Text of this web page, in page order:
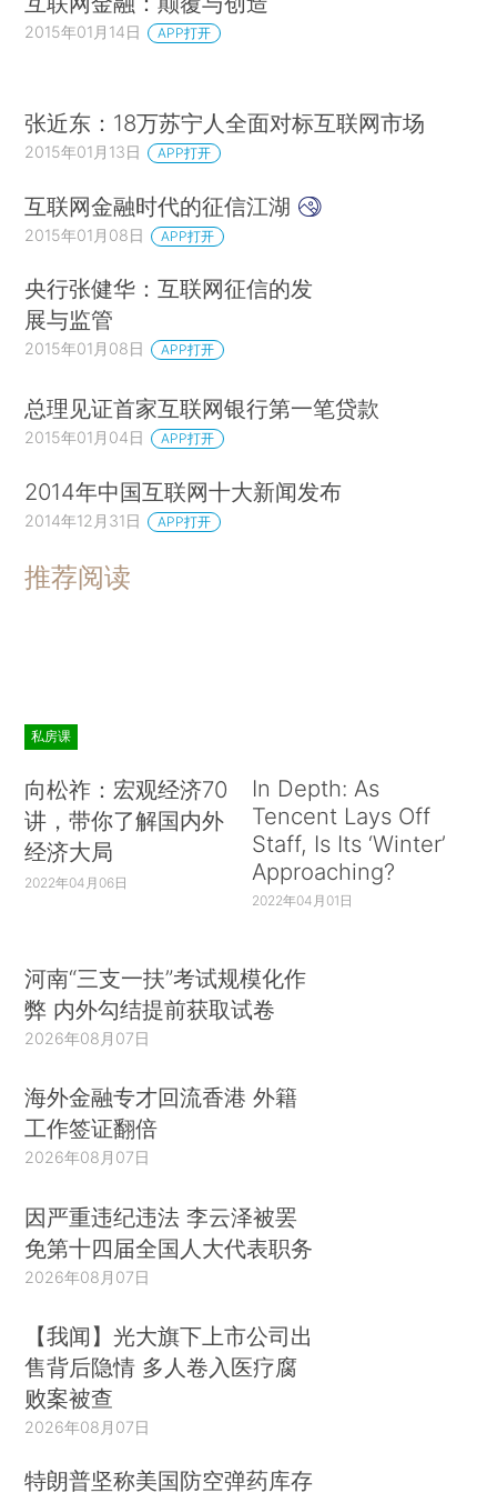
2015年01月14日 APP打开
张近东：18万苏宁人全面对标互联网市场
2015年01月13日 APP打开
互联网金融时代的征信江湖
2015年01月08日 APP打开
央行张健华：互联网征信的发
展与监管
2015年01月08日 APP打开
总理见证首家互联网银行第一笔贷款
2015年01月04日 APP打开
2014年中国互联网十大新闻发布
2014年12月31日 APP打开
推荐阅读
私房课
向松祚：宏观经济70
讲，带你了解国内外
经济大局
2022年04月06日
In Depth: As
Tencent Lays Off
Staff, Is Its ‘Winter’
Approaching?
2022年04月01日
河南“三支一扶”考试规模化作
弊 内外勾结提前获取试卷
2026年08月07日
海外金融专才回流香港 外籍
工作签证翻倍
2026年08月07日
因严重违纪违法 李云泽被罢
免第十四届全国人大代表职务
2026年08月07日
【我闻】光大旗下上市公司出
售背后隐情 多人卷入医疗腐
败案被查
2026年08月07日
特朗普坚称美国防空弹药库存